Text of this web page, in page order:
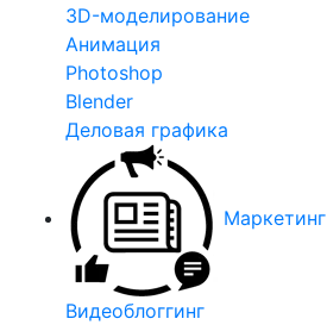
3D-моделирование
Анимация
Photoshop
Blender
Деловая графика
Маркетинг
Видеоблоггинг